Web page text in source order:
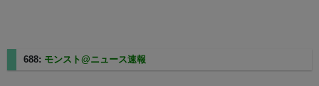
688: モンスト@ニュース速報